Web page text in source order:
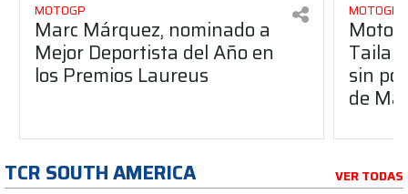
MOTOGP
Marc Márquez, nominado a
Mejor Deportista del Año en
los Premios Laureus
MOTOGP
sin
de
TCR SOUTH AMERICA VER TODAS